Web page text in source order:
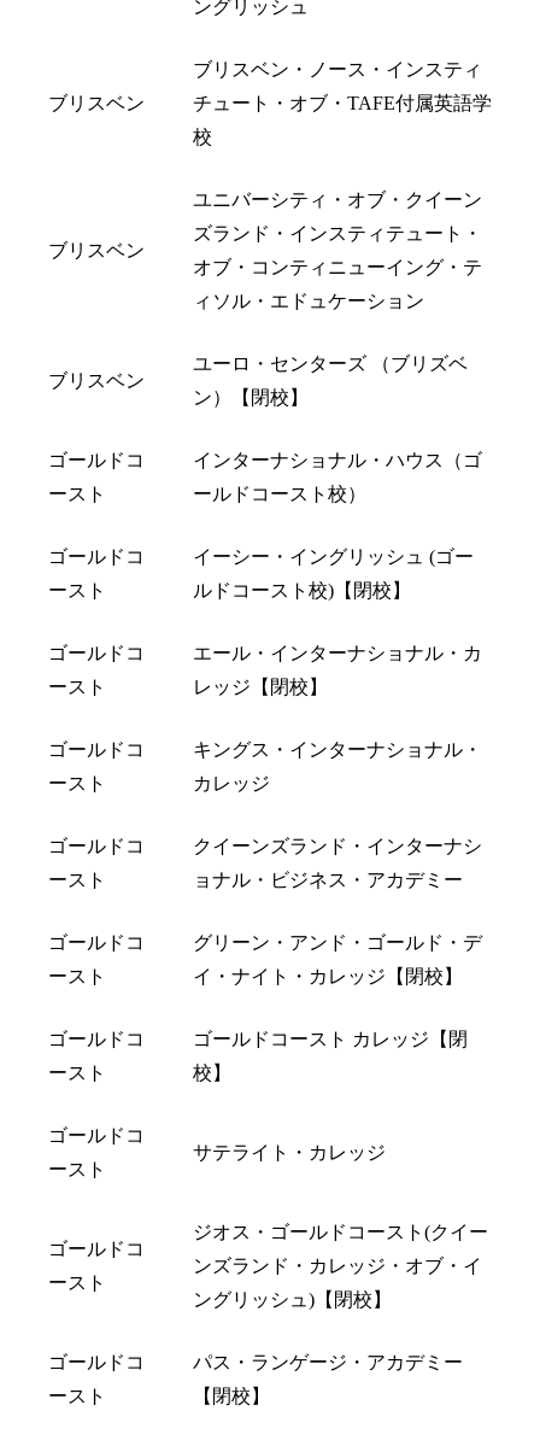
ングリッシュ
ブリスベン
ブリスベン・ノース・インスティ
チュート・オブ・TAFE付属英語学
校
ブリスベン
ユニバーシティ・オブ・クイーン
ズランド・インスティテュート・
オブ・コンティニューイング・テ
ィソル・エドュケーション
ブリスベン
ユーロ・センターズ （ブリズベ
ン）【閉校】
ゴールドコ
ースト
インターナショナル・ハウス（ゴ
ールドコースト校）
ゴールドコ
ースト
イーシー・イングリッシュ (ゴー
ルドコースト校)【閉校】
ゴールドコ
ースト
エール・インターナショナル・カ
レッジ【閉校】
ゴールドコ
ースト
キングス・インターナショナル・
カレッジ
ゴールドコ
ースト
クイーンズランド・インターナシ
ョナル・ビジネス・アカデミー
ゴールドコ
ースト
グリーン・アンド・ゴールド・デ
イ・ナイト・カレッジ【閉校】
ゴールドコ
ースト
ゴールドコースト カレッジ【閉
校】
ゴールドコ
ースト
サテライト・カレッジ
ゴールドコ
ースト
ジオス・ゴールドコースト(クイー
ンズランド・カレッジ・オブ・イ
ングリッシュ)【閉校】
ゴールドコ
ースト
パス・ランゲージ・アカデミー
【閉校】